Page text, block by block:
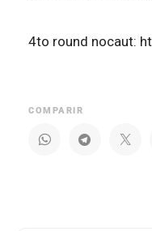
4to round nocaut:
COMPARIR